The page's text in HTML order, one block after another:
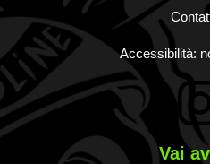
Accessibilità:
Vai